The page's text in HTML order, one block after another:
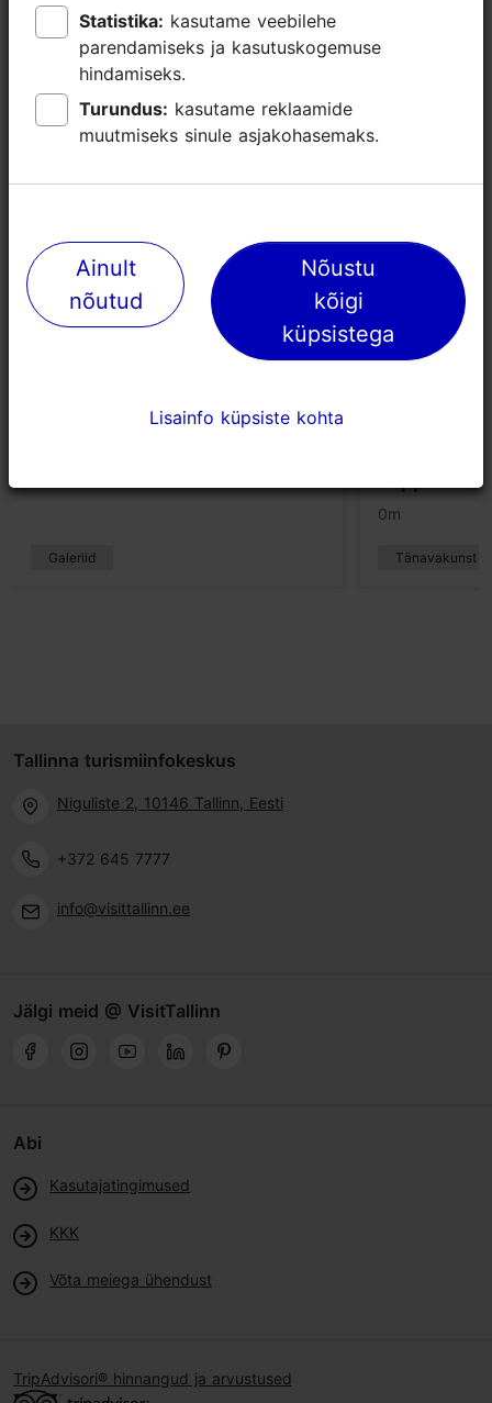
Lähedalasuvad kohad
Telliskivi Loomelinnaku galerii
Galeriid
0m
Tänavakunst
Tallinna turismiinfokeskus
Niguliste 2, 10146 Tallinn, Eesti
+372 645 7777
info@visittallinn.ee
Jälgi meid @ VisitTallinn
Abi
Kasutajatingimused
KKK
Võta meiega ühendust
TripAdvisori® hinnangud ja arvustused
Statistika:
parendamiseks ja kasutuskogemuse
hindamiseks.
Turundus:
muutmiseks sinule asjakohasemaks.
Ainult
nõutud
Nõustu
kõigi
küpsistega
Lisainfo küpsiste kohta
Statistika:
parendamiseks ja kasutuskogemuse
hindamiseks.
Turundus:
muutmiseks sinule asjakohasemaks.
Ainult
nõutud
Nõustu
kõigi
küpsistega
Lisainfo küpsiste kohta